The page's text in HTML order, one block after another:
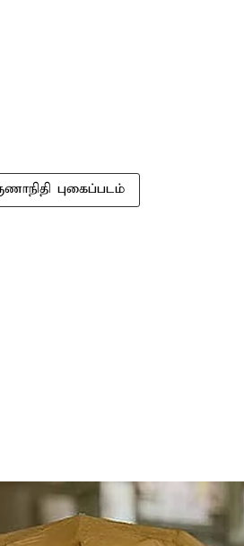
புகைப்படம்